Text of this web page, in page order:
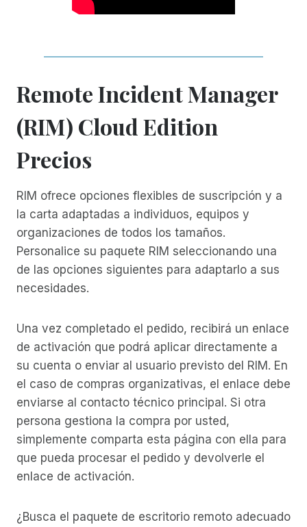
Remote Incident Manager
(RIM) Cloud Edition
Precios
RIM ofrece opciones flexibles de suscripción y a
la carta adaptadas a individuos, equipos y
organizaciones de todos los tamaños.
Personalice su paquete RIM seleccionando una
de las opciones siguientes para adaptarlo a sus
necesidades.
Una vez completado el pedido, recibirá un enlace
de activación que podrá aplicar directamente a
su cuenta o enviar al usuario previsto del RIM. En
el caso de compras organizativas, el enlace debe
enviarse al contacto técnico principal. Si otra
persona gestiona la compra por usted,
simplemente comparta esta página con ella para
que pueda procesar el pedido y devolverle el
enlace de activación.
¿Busca el paquete de escritorio remoto adecuado